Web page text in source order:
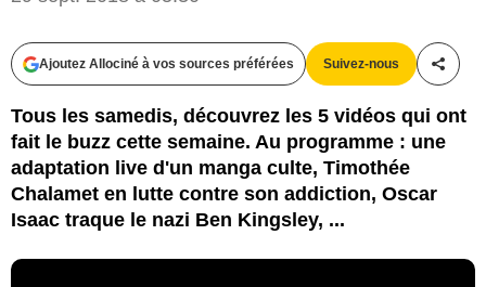
Ajoutez Allociné à vos sources préférées Suivez-nous
Tous les samedis, découvrez les 5 vidéos qui ont
fait le buzz cette semaine. Au programme : une
adaptation live d'un manga culte, Timothée
Chalamet en lutte contre son addiction, Oscar
Isaac traque le nazi Ben Kingsley, ...